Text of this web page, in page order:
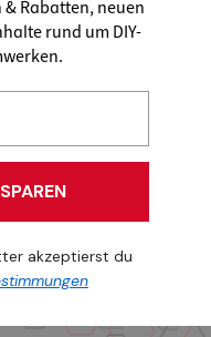
Rabatten, neuen
rund um DIY-
akzeptierst du